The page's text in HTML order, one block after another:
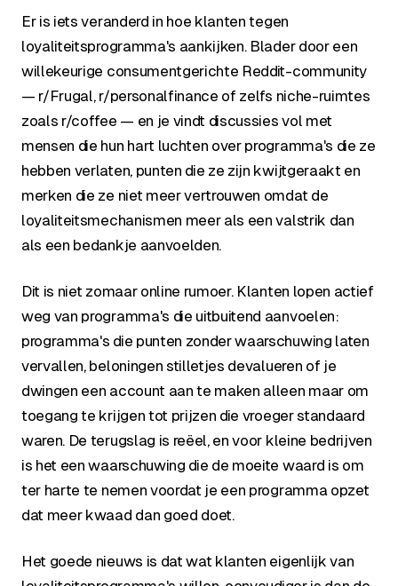
Er is iets veranderd in hoe klanten tegen
loyaliteitsprogramma's aankijken. Blader door een
willekeurige consumentgerichte Reddit-community
— r/Frugal, r/personalfinance of zelfs niche-ruimtes
zoals r/coffee — en je vindt discussies vol met
mensen die hun hart luchten over programma's die ze
hebben verlaten, punten die ze zijn kwijtgeraakt en
merken die ze niet meer vertrouwen omdat de
loyaliteitsmechanismen meer als een valstrik dan
als een bedankje aanvoelden.
Dit is niet zomaar online rumoer. Klanten lopen actief
weg van programma's die uitbuitend aanvoelen:
programma's die punten zonder waarschuwing laten
vervallen, beloningen stilletjes devalueren of je
dwingen een account aan te maken alleen maar om
toegang te krijgen tot prijzen die vroeger standaard
waren. De terugslag is reëel, en voor kleine bedrijven
is het een waarschuwing die de moeite waard is om
ter harte te nemen voordat je een programma opzet
dat meer kwaad dan goed doet.
Het goede nieuws is dat wat klanten eigenlijk van